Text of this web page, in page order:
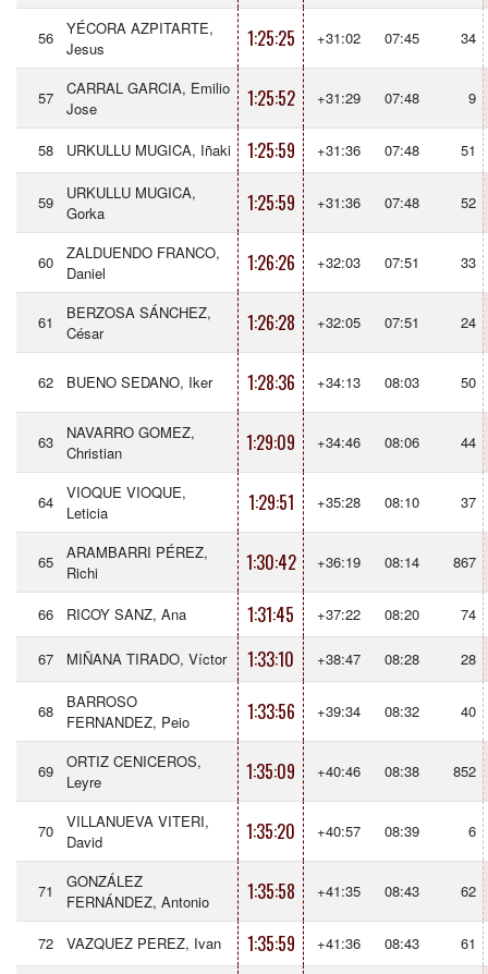
56
YÉCORA AZPITARTE,
Jesus
1:25:25 +31:02 07:45 34
57
CARRAL GARCIA, Emilio
Jose
1:25:52 +31:29 07:48 9
58 URKULLU MUGICA, Iñaki 1:25:59 +31:36 07:48 51
59
URKULLU MUGICA,
Gorka
1:25:59 +31:36 07:48 52
60
ZALDUENDO FRANCO,
Daniel
1:26:26 +32:03 07:51 33
61
BERZOSA SÁNCHEZ,
César
1:26:28 +32:05 07:51 24
62 BUENO SEDANO, Iker 1:28:36 +34:13 08:03 50
63
NAVARRO GOMEZ,
Christian
1:29:09 +34:46 08:06 44
64
VIOQUE VIOQUE,
Leticia
1:29:51 +35:28 08:10 37
65
ARAMBARRI PÉREZ,
Richi
1:30:42 +36:19 08:14 867
66 RICOY SANZ, Ana 1:31:45 +37:22 08:20 74
67 MIÑANA TIRADO, Víctor 1:33:10 +38:47 08:28 28
68
BARROSO
FERNANDEZ, Peio
1:33:56 +39:34 08:32 40
69
ORTIZ CENICEROS,
Leyre
1:35:09 +40:46 08:38 852
70
VILLANUEVA VITERI,
David
1:35:20 +40:57 08:39 6
71
GONZÁLEZ
FERNÁNDEZ, Antonio
1:35:58 +41:35 08:43 62
72 VAZQUEZ PEREZ, Ivan 1:35:59 +41:36 08:43 61